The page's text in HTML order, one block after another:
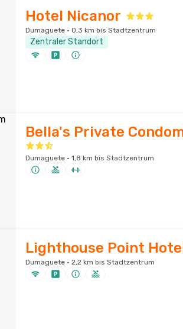
Hotel Nicanor
Dumaguete · 0,3 km bis Stadtzentrum
Zentraler Standort
Bella's Private
Dumaguete · 1,8 km bis Stadtzentrum
Lighthouse Point
Dumaguete · 2,2 km bis Stadtzentrum